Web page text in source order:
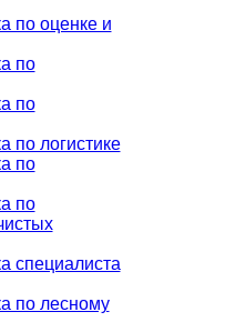
по оценке и
по
по
по логистике
по
по
специалиста
по лесному